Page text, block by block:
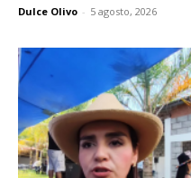
Dulce Olivo - 5 agosto, 2026